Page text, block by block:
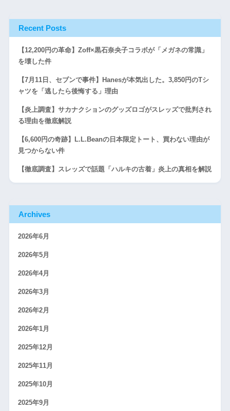
Recent Posts
【12,200円の革命】Zoff×黒石奈央子コラボが「メガネの常識」
を壊した件
【7月11日、セブンで事件】Hanesが本気出した。3,850円のTシ
ャツを「逃したら後悔する」理由
【炎上調査】サカナクションのグッズロゴがスレッズで批判され
る理由を徹底解説
【6,600円の奇跡】L.L.Beanの日本限定トート、買わない理由が
見つからない件
【徹底調査】スレッズで話題「ハルキの古着」炎上の真相を解説
Archives
2026年6月
2026年5月
2026年4月
2026年3月
2026年2月
2026年1月
2025年12月
2025年11月
2025年10月
2025年9月